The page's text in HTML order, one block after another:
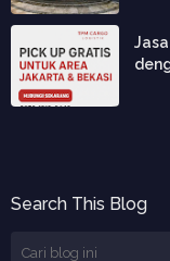
Search This Blog